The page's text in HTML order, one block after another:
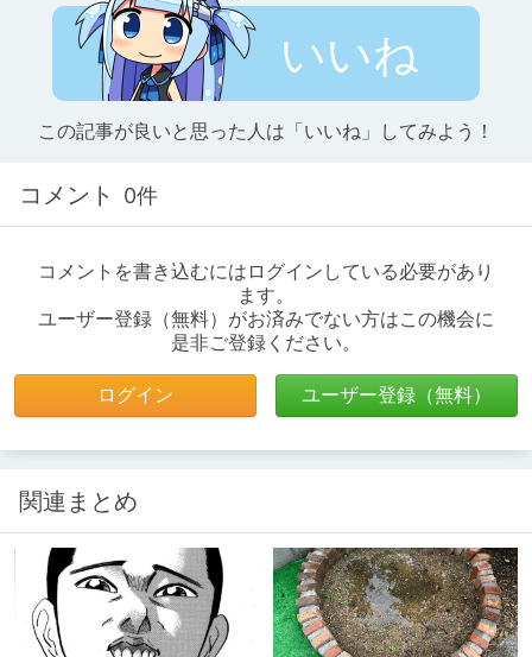
いいね
この記事が良いと思った人は「いいね」してみよう！
コメント 0件
コメントを書き込むにはログインしている必要があり
ます。
ユーザー登録（無料）がお済みでない方はこの機会に
是非ご登録ください。
ログイン ユーザー登録（無料）
関連まとめ